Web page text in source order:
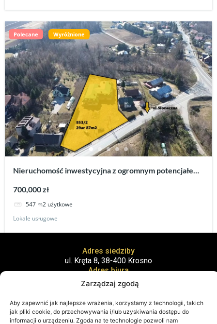
Zarządzaj zgodą
Aby zapewnić jak najlepsze wrażenia, korzystamy z technologii, takich
jak pliki cookie, do przechowywania i/lub uzyskiwania dostępu do
informacji o urządzeniu. Zgoda na te technologie pozwoli nam
Polecane Wyróżnione
Nieruchomość inwestycyjna z ogromnym potencjałem
700,000 zł
547 m2 użytkowe
Lokale usługowe
Adres siedziby
ul. Kręta 8, 38-400 Krosno
Adres biura
ul. Staszica 21 piętro 1, 38-400 Krosno